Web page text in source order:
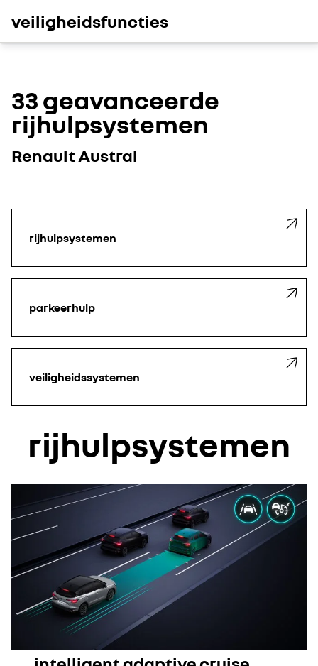
veiligheidsfuncties
33 geavanceerde
rijhulpsystemen
Renault Austral
rijhulpsystemen
parkeerhulp
veiligheidssystemen
rijhulpsystemen